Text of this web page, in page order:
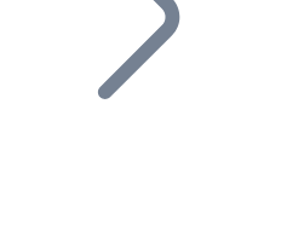
ecossistema.
de revendedores e comercialize